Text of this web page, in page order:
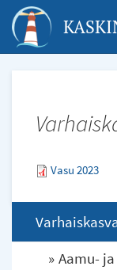
Hyppää
pääsisältöön
Vasu 2023
Aamu-